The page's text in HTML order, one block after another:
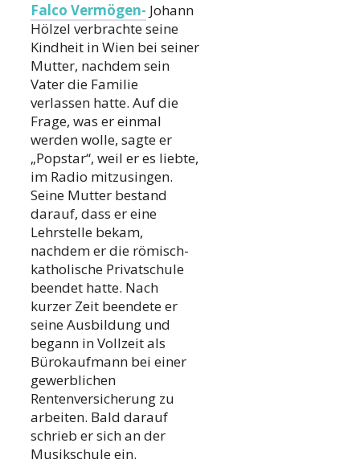
Falco Vermögen- Johann
Hölzel verbrachte seine
Kindheit in Wien bei seiner
Mutter, nachdem sein
Vater die Familie
verlassen hatte. Auf die
Frage, was er einmal
werden wolle, sagte er
„Popstar“, weil er es liebte,
im Radio mitzusingen.
Seine Mutter bestand
darauf, dass er eine
Lehrstelle bekam,
nachdem er die römisch-
katholische Privatschule
beendet hatte. Nach
kurzer Zeit beendete er
seine Ausbildung und
begann in Vollzeit als
Bürokaufmann bei einer
gewerblichen
Rentenversicherung zu
arbeiten. Bald darauf
schrieb er sich an der
Musikschule ein.